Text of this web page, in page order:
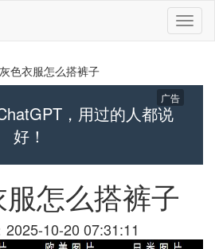
切
换
色衣服怎么搭裤子
，用过的人都说
好！
广告
怎么搭裤子
2025-10-20 07:31:11